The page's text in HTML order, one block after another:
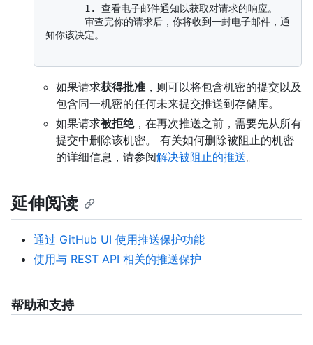
知你该决定。
如果请求获得批准 ，则可以将包含机密的提交以及
包含同一机密的任何未来提交推送到存储库。
如果请求被拒绝，在再次推送之前，需要先从所有
提交中删除该机密。 有关如何删除被阻止的机密
的详细信息，请参阅解决被阻止的推送。
延伸阅读
通过 GitHub UI 使用推送保护功能
使用与 REST API 相关的推送保护
帮助和支持